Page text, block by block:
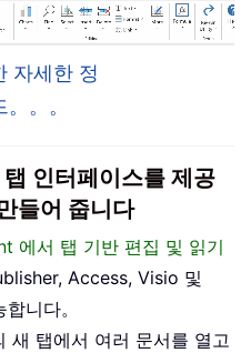
자세한 정
。。
인터페이스를 제공
들어 줍니다
에서 탭 기반 편집 및 읽기
Access, Visio 및
니다。
새 탭에서 여러 문서를 열고